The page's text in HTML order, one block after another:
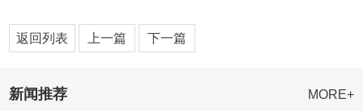
返回列表 上一篇 下一篇
新闻推荐 MORE+